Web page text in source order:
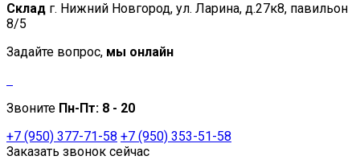
Склад г. Нижний Новгород, ул. Ларина, д.27к8, павильон
8/5
Задайте вопрос, мы онлайн
Звоните Пн-Пт: 8 - 20
+7 (950) 377-71-58 +7 (950) 353-51-58
Заказать звонок сейчас